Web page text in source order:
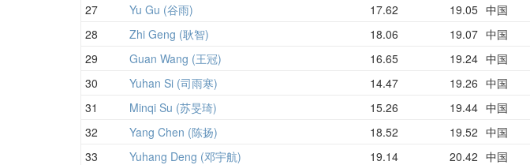
27 Yu Gu (谷雨) 17.62 19.05 中国
28 Zhi Geng (耿智) 18.06 19.07 中国
29 Guan Wang (王冠) 16.65 19.24 中国
30 Yuhan Si (司雨寒) 14.47 19.26 中国
31 Minqi Su (苏旻琦) 15.26 19.44 中国
32 Yang Chen (陈扬) 18.52 19.52 中国
33 Yuhang Deng (邓宇航) 19.14 20.42 中国